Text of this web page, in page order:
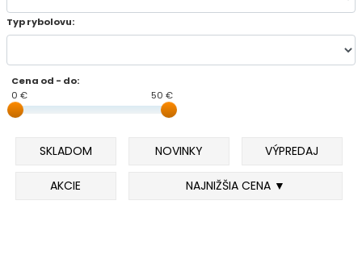
Typ rybolovu:
Cena od - do:
0 €
50 €
SKLADOM NOVINKY VÝPREDAJ
AKCIE NAJNIŽŠIA CENA ▼
PRÍVLAČOVÉ PRÚTY
SPODOVÉ A MARKEROVACIE PRÚTY
MATCHOVÉ A BOLOGNESOVÉ PRÚTY